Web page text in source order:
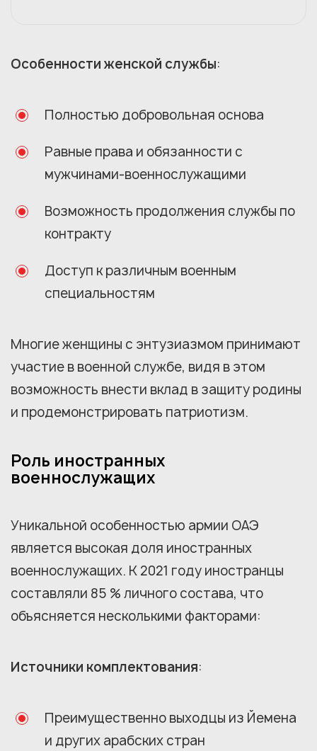
Особенности женской службы:
Полностью добровольная основа
Равные права и обязанности с
мужчинами-военнослужащими
Возможность продолжения службы по
контракту
Доступ к различным военным
специальностям
Многие женщины с энтузиазмом принимают
участие в военной службе, видя в этом
возможность внести вклад в защиту родины
и продемонстрировать патриотизм.
Роль иностранных
военнослужащих
Уникальной особенностью армии ОАЭ
является высокая доля иностранных
военнослужащих. К 2021 году иностранцы
составляли 85 % личного состава, что
объясняется несколькими факторами:
Источники комплектования:
Преимущественно выходцы из Йемена
и других арабских стран